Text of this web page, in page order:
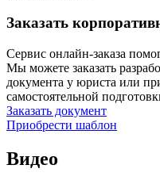
Заказать
Сервис онлайн-заказа
Мы можете заказать
документа у юриста или
самостоятельной
Заказать документ
Приобрести шаблон
Видео